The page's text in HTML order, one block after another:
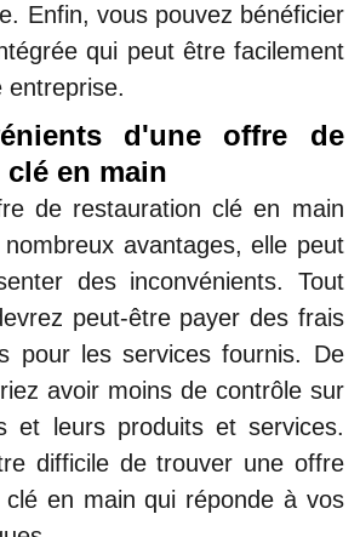
Enfin, vous pouvez bénéficier
qui peut être facilement
entreprise.
d'une offre de
en main
de restauration clé en main
avantages, elle peut
des inconvénients. Tout
peut-être payer des frais
pour les services fournis. De
avoir moins de contrôle sur
et leurs produits et services.
difficile de trouver une offre
en main qui réponde à vos